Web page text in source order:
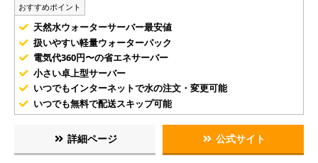
おすすめポイント
天然水ウォーターサーバー最安値
扱いやすい軽量ウォーターパック
電気代360円〜の省エネサーバー
小さい卓上型サーバー
いつでもインターネットで水の注文・変更可能
いつでも無料で配送スキップ可能
詳細ページ 公式サイト